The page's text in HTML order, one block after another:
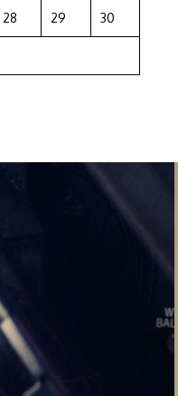
28 29 30